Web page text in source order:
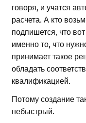
говоря, и учатся
расчета. А кто
подпишется, что
именно то, что
принимает такое
обладать
квалификацией.
Потому создание
небыстрый.